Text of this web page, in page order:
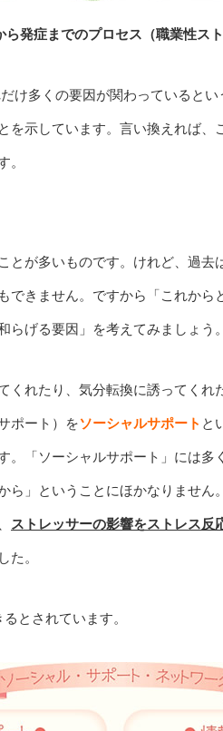
ら発症までのプロセス（職業性スト
け多くの要因が関わっていると
を示しています。言い換えれば
。
が多いものです。けれど、過去
できません。ですから「これから
げる要因」を考えてみましょう。
くれたり、気分転換に誘ってくれ
ポート）をソーシャルサポート と
。「ソーシャルサポート」には
ら」ということにほかなりません
ストレッサーの影響をストレス反
た。
とされています。